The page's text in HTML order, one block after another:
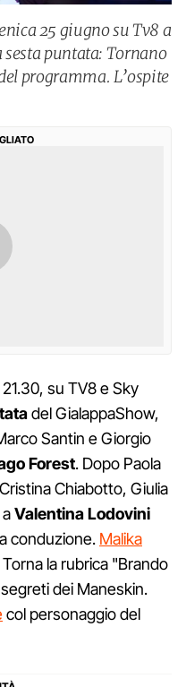
25 giugno su Tv8 a
puntata: Tornano
programma. L’ospite
su TV8 e Sky
del GialappaShow,
Santin e Giorgio
Forest. Dopo Paola
Chiabotto, Giulia
ValentinaLodovini
conduzione. Malika
Torna la rubrica "Brando
dei Maneskin.
col personaggio del